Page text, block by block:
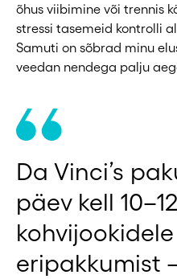
õhus viibimine või trennis
stressi tasemeid kontrolli
Samuti on sõbrad minu
veedan nendega palju
Da Vinci’s
päev kell 10–12
kohvijookidele
eripakkumist